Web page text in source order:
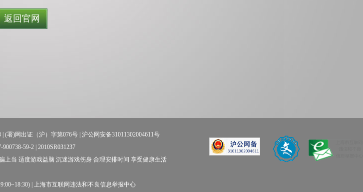
返回官网
| (署)网出证（沪）字第076号 | 沪公网安备31011302004611号
59-2 | 2010SR031237
当 适度游戏益脑 沉迷游戏伤身 合理安排时间 享受健康生活
| 上海市互联网违法和不良信息举报中心